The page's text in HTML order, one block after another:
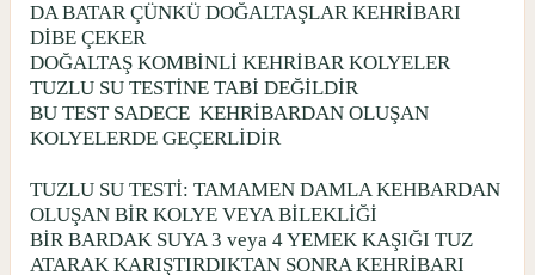
DA BATAR ÇÜNKÜ DOĞALTAŞLAR KEHRİBARI
DİBE ÇEKER
DOĞALTAŞ KOMBİNLİ KEHRİBAR KOLYELER
TUZLU SU TESTİNE TABİ DEĞİLDİR
BU TEST SADECE KEHRİBARDAN OLUŞAN
KOLYELERDE GEÇERLİDİR
TUZLU SU TESTİ: TAMAMEN DAMLA KEHBARDAN
OLUŞAN BİR KOLYE VEYA BİLEKLİĞİ
BİR BARDAK SUYA 3 veya 4 YEMEK KAŞIĞI TUZ
ATARAK KARIŞTIRDIKTAN SONRA KEHRİBARI